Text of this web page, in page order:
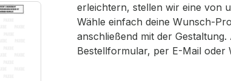
erleichtern, stellen wir eine von
Wähle einfach deine Wunsch-
anschließend mit der
Bestellformular, per E-Mail oder